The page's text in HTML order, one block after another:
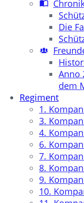
Die
Anno
dem
Regiment
1.
3.
4.
6.
7.
8.
9.
10.